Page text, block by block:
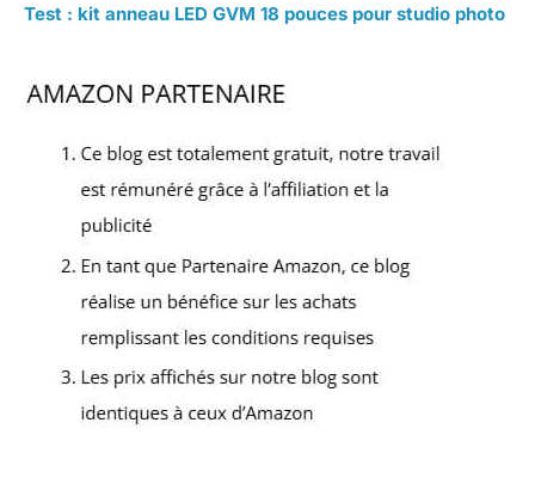
Test : kit anneau LED GVM 18 pouces pour studio photo